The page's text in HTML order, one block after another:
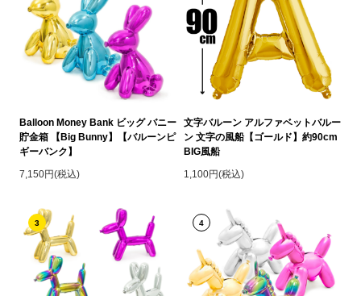
Balloon Money Bank ビッグ バニー
貯金箱 【Big Bunny】【バルーンピ
ギーバンク】
7,150円(税込)
文字バルーン アルファベットバルー
ン 文字の風船【ゴールド】約90cm
BIG風船
1,100円(税込)
3 4